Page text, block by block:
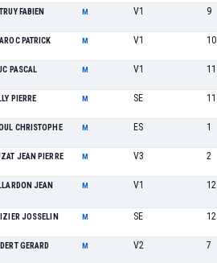
FABIEN M V1 9
PATRICK M V1 10
PASCAL M V1 11
PIERRE M SE 11
CHRISTOPHE M ES 1
JEAN PIERRE M V3 2
JEAN
M V1 12
JOSSELIN M SE 12
GERARD M V2 7